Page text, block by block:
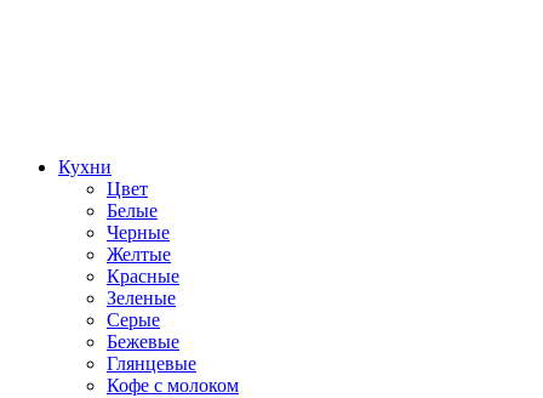
Кухни
Цвет
Белые
Черные
Желтые
Красные
Зеленые
Серые
Бежевые
Глянцевые
Кофе с молоком